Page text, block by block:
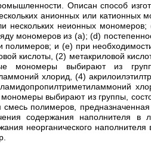
Описан способ
анионных или
нескольких неионных мономеров;
мономеров из (а); (d)
и (е) при
кислоты, (2) метакриловой
мономеры выбирают из
хлорид, (4)
выбирают из группы,
полимеров,
содержания наполнителя в
неорганического